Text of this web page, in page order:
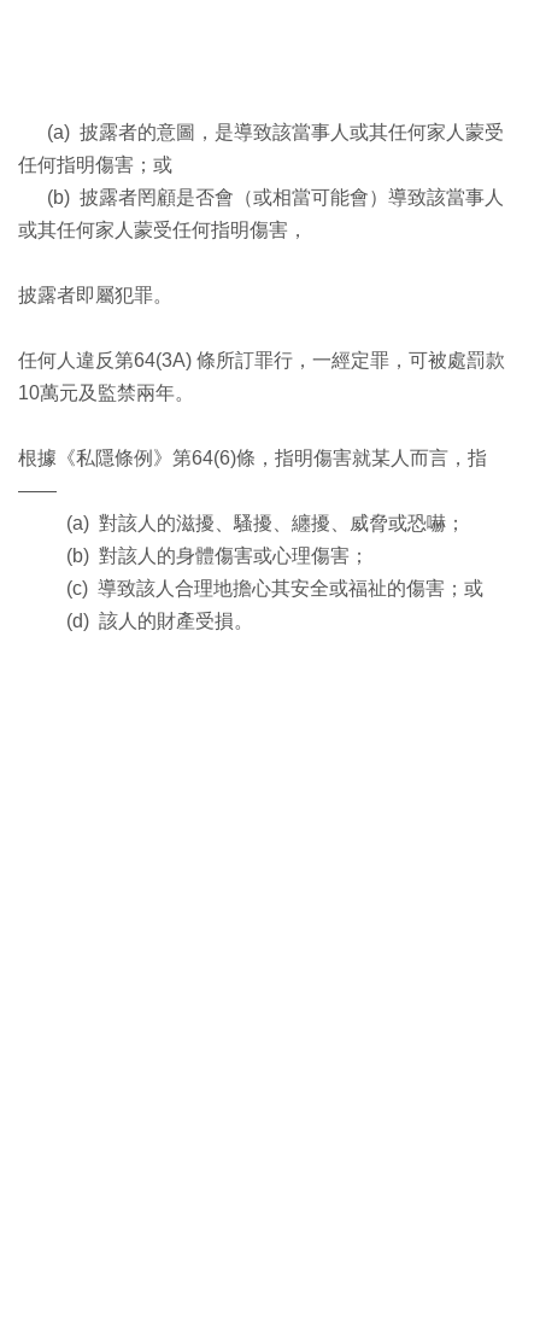
(a) 披露者的意圖，是導致該當事人或其任何家人蒙受
任何指明傷害；或
(b) 披露者罔顧是否會（或相當可能會）導致該當事人
或其任何家人蒙受任何指明傷害，
披露者即屬犯罪。
任何人違反第64(3A) 條所訂罪行，一經定罪，可被處罰款
10萬元及監禁兩年。
根據《私隱條例》第64(6)條，指明傷害就某人而言，指
——
(a) 對該人的滋擾、騷擾、纏擾、威脅或恐嚇；
(b) 對該人的身體傷害或心理傷害；
(c) 導致該人合理地擔心其安全或福祉的傷害；或
(d) 該人的財產受損。